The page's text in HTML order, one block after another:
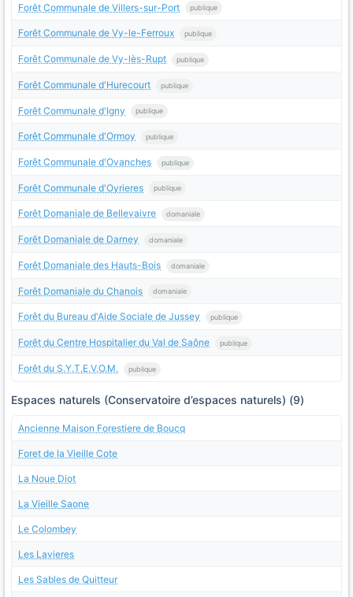
Forêt Communale de Villers-sur-Port publique
Forêt Communale de Vy-le-Ferroux publique
Forêt Communale de Vy-lès-Rupt publique
Forêt Communale d'Hurecourt publique
Forêt Communale d'Igny publique
Forêt Communale d'Ormoy publique
Forêt Communale d'Ovanches publique
Forêt Communale d'Oyrieres publique
Forêt Domaniale de Bellevaivre domaniale
Forêt Domaniale de Darney domaniale
Forêt Domaniale des Hauts-Bois domaniale
Forêt Domaniale du Chanois domaniale
Forêt du Bureau d'Aide Sociale de Jussey publique
Forêt du Centre Hospitalier du Val de Saône publique
Forêt du S.Y.T.E.V.O.M. publique
Espaces naturels (Conservatoire d’espaces naturels) (9)
Ancienne Maison Forestiere de Boucq
Foret de la Vieille Cote
La Noue Diot
La Vieille Saone
Le Colombey
Les Lavieres
Les Sables de Quitteur